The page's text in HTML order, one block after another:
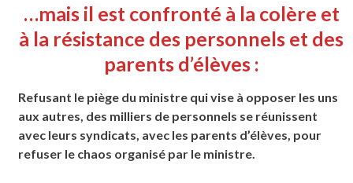
…mais il est confronté à la colère et
à la résistance des personnels et des
parents d’élèves :
Refusant le piège du ministre qui vise à opposer les uns
aux autres, des milliers de personnels se réunissent
avec leurs syndicats, avec les parents d’élèves, pour
refuser le chaos organisé par le ministre.